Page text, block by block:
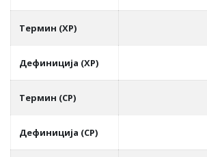
Термин (ХР)
Дефиниција (ХР)
Термин (СР)
Дефиниција (СР)